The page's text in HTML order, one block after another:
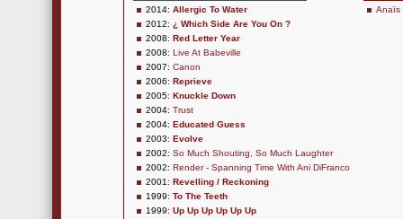
2014: Allergic To Water
2012: ¿ Which Side Are You On ?
2008: Red Letter Year
2008: Live At Babeville
2007: Canon
2006: Reprieve
2005: Knuckle Down
2004: Trust
2004: Educated Guess
2003: Evolve
2002: So Much Shouting, So Much Laughter
2002: Render - Spanning Time With Ani DiFranco
2001: Revelling / Reckoning
1999: To The Teeth
1999: Up Up Up Up Up Up
Anaïs